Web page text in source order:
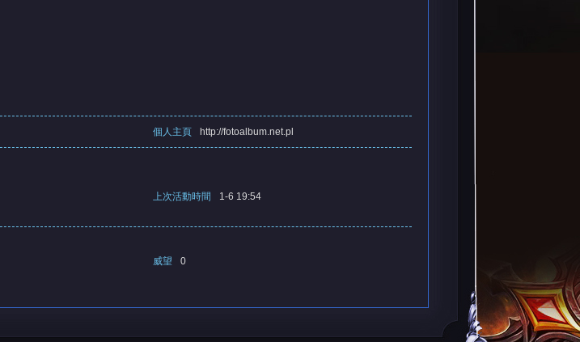
個人主頁 http://fotoalbum.net.pl
上次活動時間
1-6 19:54
威望
0